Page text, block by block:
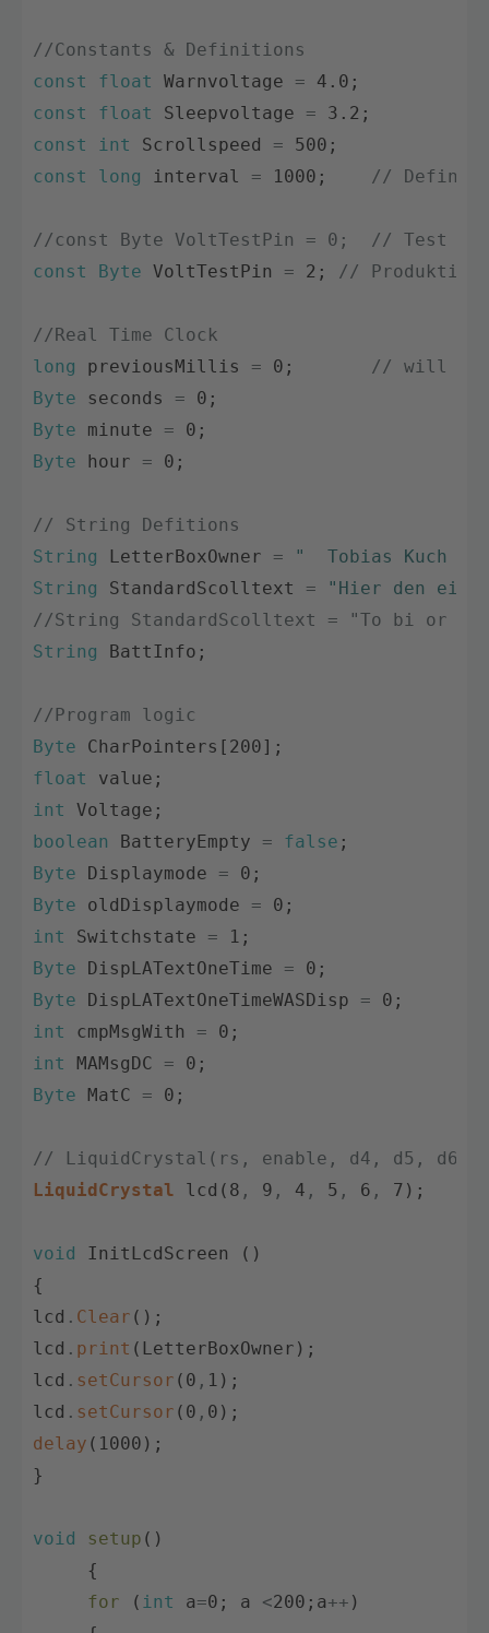
//Constants & Definitions
const
float Warnvoltage = 4.0 ;
const
float Sleepvoltage = 3.2 ;
const
int Scrollspeed = 500 ;
const
long interval = 1000 ; //
//const Byte VoltTestPin = 0;  // Test
const
Byte VoltTestPin = 2 ; // Produktiv
//Real Time Clock
long
previousMillis = 0 ;
// will
Byte
seconds = 0 ;
Byte
minute = 0 ;
Byte
hour = 0 ;
// String Defitions
String
LetterBoxOwner =
"  Tobias Kuch
String
StandardScolltext =
"Hier den
//String StandardScolltext = "To bi or
String
BattInfo ;
//Program logic
Byte
CharPointers [ 200 ] ;
float
value ;
int
Voltage ;
boolean
BatteryEmpty = false ;
Byte
Displaymode = 0 ;
Byte
oldDisplaymode = 0 ;
int
Switchstate = 1 ;
Byte
DispLATextOneTime = 0 ;
Byte
DispLATextOneTimeWASDisp = 0 ;
int
cmpMsgWith = 0 ;
int
MAMsgDC = 0 ;
Byte
MatC = 0 ;
// LiquidCrystal(rs, enable, d4, d5, d6,
LiquidCrystal
lcd ( 8 , 9 , 4 , 5 , 6 , 7 ) ;
void InitLcdScreen ( )
{
lcd . Clear ( ) ;
lcd . print ( LetterBoxOwner ) ;
lcd . setCursor ( 0 , 1 ) ;
lcd . setCursor ( 0 , 0 ) ;
delay ( 1000 ) ;
}
void setup ( )
{
for
( int a=0 ; a <200 ; a++ )